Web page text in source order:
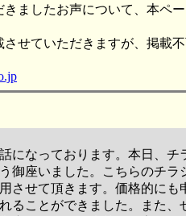
きましたお声について、本ペ
させていただきますが、掲載
になっております。本日、チ
御座いました。こちらのチラ
させて頂きます。価格的にも
ることができました。また、